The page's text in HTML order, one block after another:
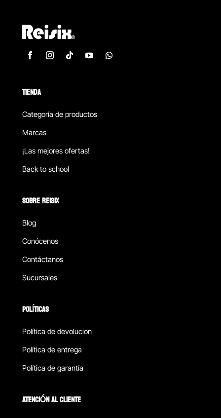
TIENDA
Categoría de productos
Marcas
¡Las mejores ofertas!
Back to school
SOBRE REISIX
Blog
Conócenos
Contáctanos
Sucursales
POLÍTICAS
Política de devolucion
Política de entrega
Política de garantía
ATENCIÓN AL CLIENTE